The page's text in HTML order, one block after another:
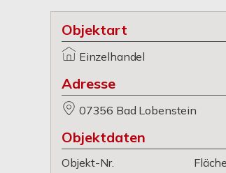
Objektart
Einzelhandel
Adresse
07356 Bad Lobenstein
Objektdaten
Objekt-Nr.
Fläche